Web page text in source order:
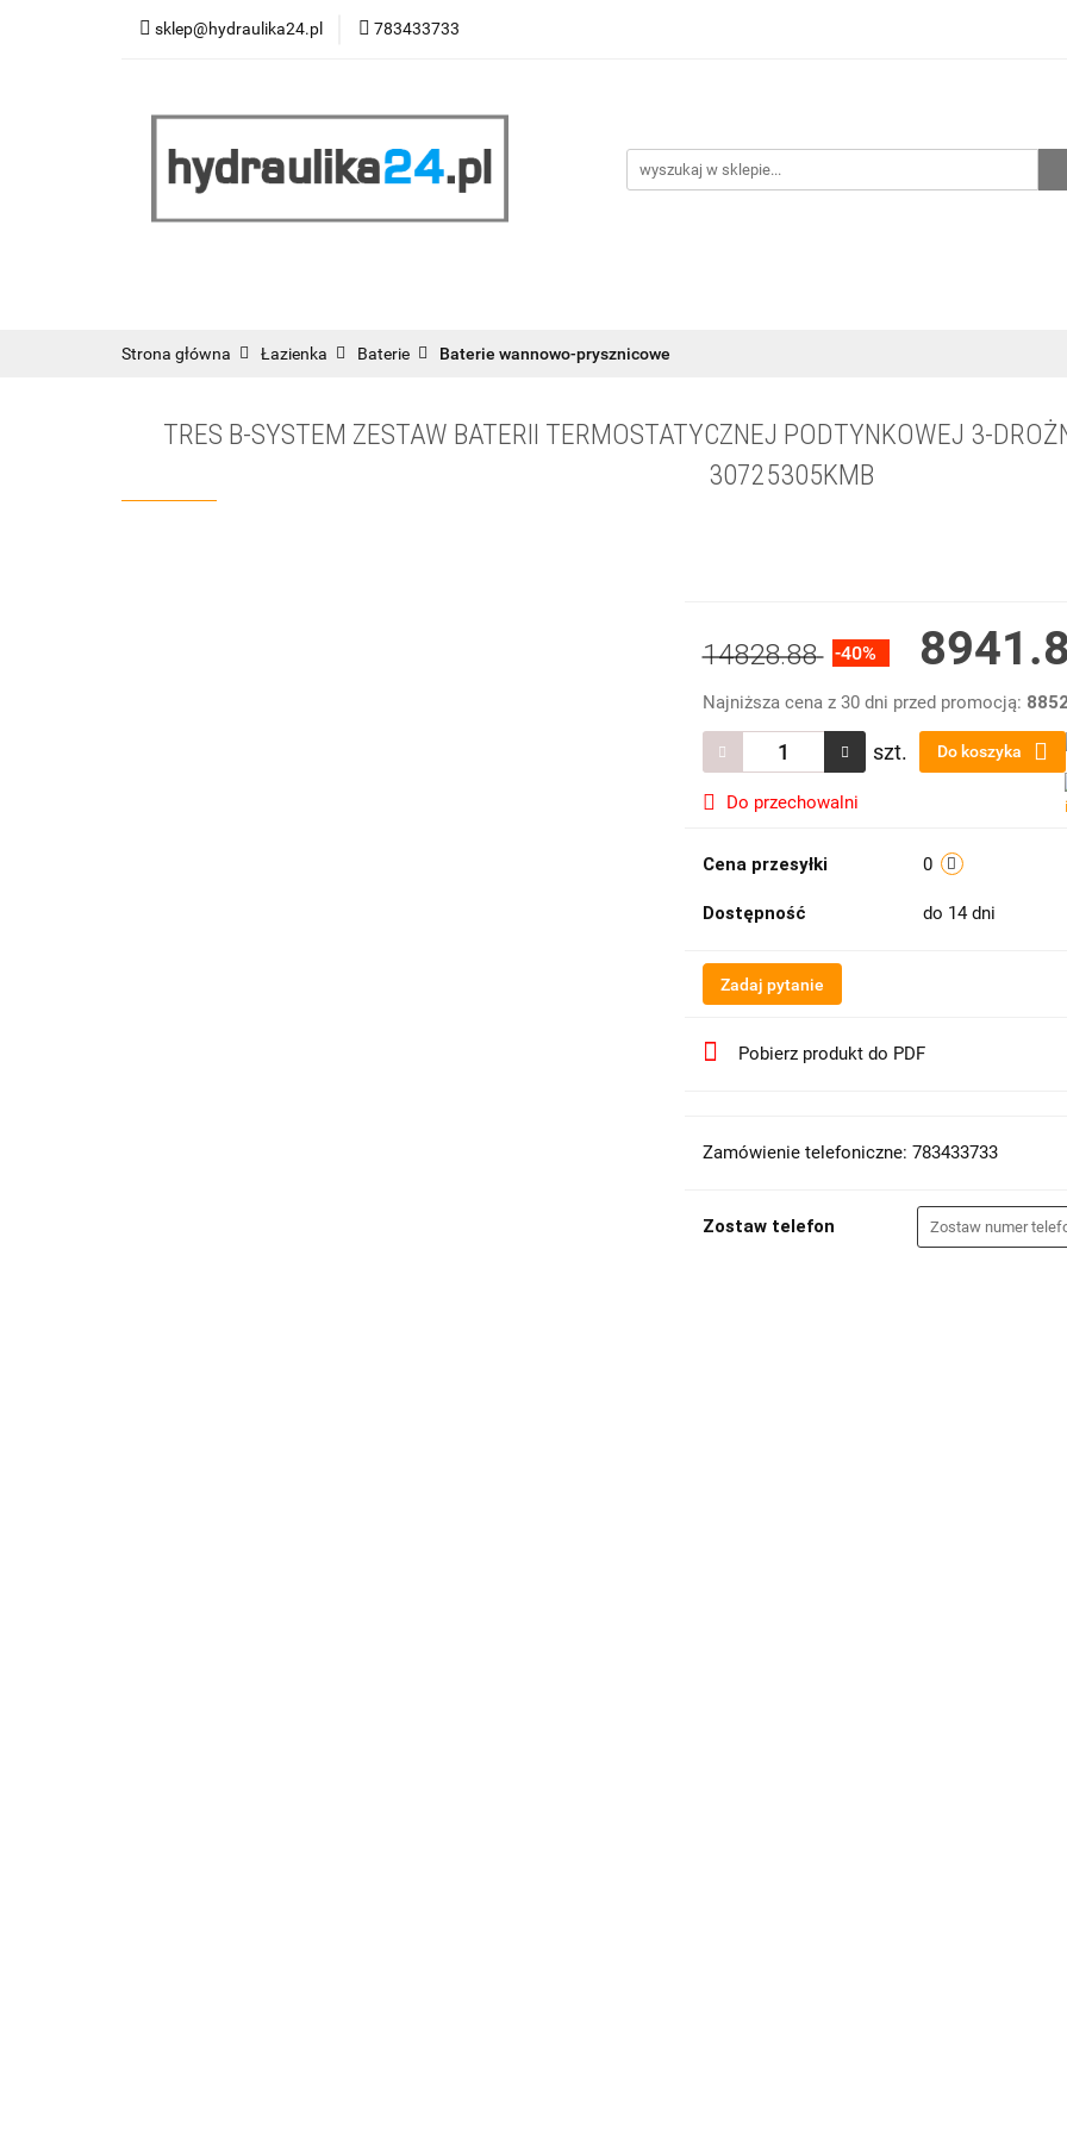
sklep@hydraulika24.pl 783433733
RATY/LEASING
Łazienka
Wyprzedaż WYCENA ZESTAWÓW
Strona główna Łazienka Baterie Baterie wannowo-prysznicowe
TRES B-SYSTEM ZESTAW BATERII TERMOSTATYCZNEJ PODTYNKOWEJ 3-
30725305KMB
14828.88 -40%
Najniższa cena z 30 dni przed promocją:
szt. Do koszyka
Do przechowalni
Cena przesyłki 0
Dostępność do 14 dni
Zadaj pytanie
Pobierz produkt do PDF
Zamówienie telefoniczne: 783433733
Zostaw telefon